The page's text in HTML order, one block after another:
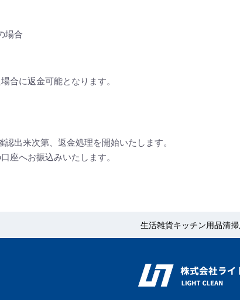
場合
合に返金可能となります。
出来次第、返金処理を開始いたします。
座へお振込みいたします。
生活雑貨キッチン用品清